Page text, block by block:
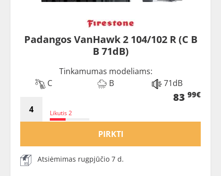
Padangos VanHawk 2 104/102 R (C B
B 71dB)
Tinkamumas modeliams:
C
B 71dB
Likutis 2
83 99€
PIRKTI
Atsiėmimas rugpjūčio 7 d.